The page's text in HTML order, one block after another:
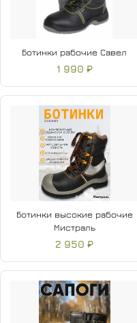
Ботинки рабочие Савел
1 990 ₽
Ботинки высокие рабочие
Мистраль
2 950 ₽